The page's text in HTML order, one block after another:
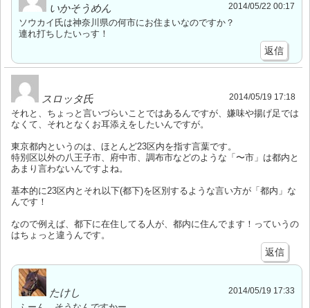
いかそうめん 2014/05/22 00:17
ソウカイ氏は神奈川県の何市にお住まいなのですか？
連れ打ちしたいっす！
返信
スロッタ氏 2014/05/19 17:18
それと、ちょっと言いづらいことではあるんですが、嫌味や揚げ足では
なくて、それとなくお耳添えをしたいんですが。
東京都内というのは、ほとんど23区内を指す言葉です。
特別区以外の八王子市、府中市、調布市などのような「〜市」は都内と
あまり言わないんですよね。
基本的に23区内とそれ以下(都下)を区別するような言い方が「都内」な
んです！
なので例えば、都下に在住してる人が、都内に住んでます！っていうの
はちょっと違うんです。
返信
たけし 2014/05/19 17:33